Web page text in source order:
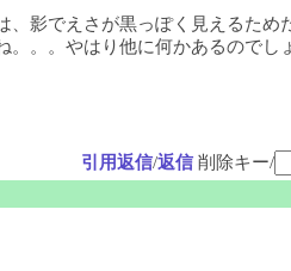
影でえさが黒っぽく見えるため
。。やはり他に何かあるのでし
引用返信/返信 削除キー/